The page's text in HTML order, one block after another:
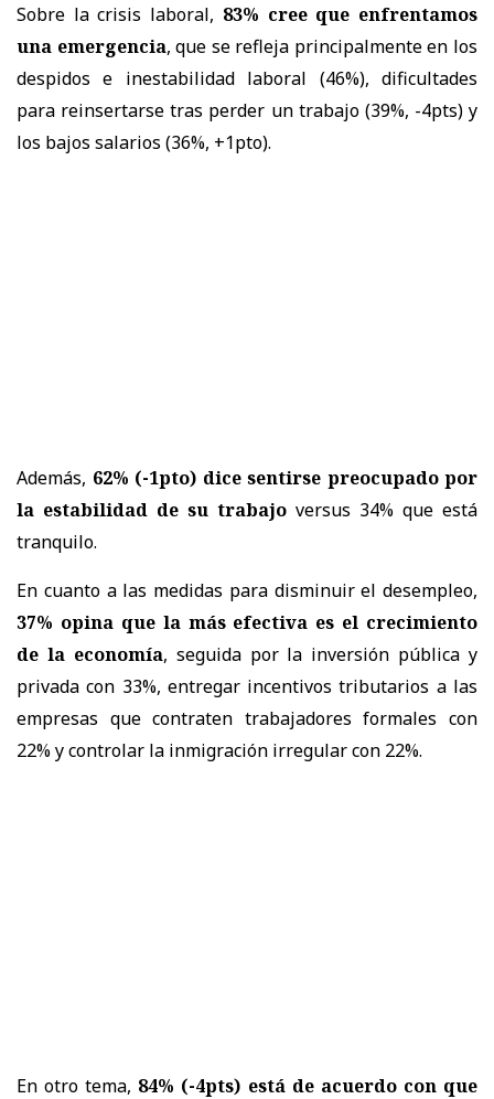
Sobre la crisis laboral, 83% cree que enfrentamos
una emergencia, que se refleja principalmente en los
despidos e inestabilidad laboral (46%), dificultades
para reinsertarse tras perder un trabajo (39%, -4pts) y
los bajos salarios (36%, +1pto).
Además, 62% (-1pto) dice sentirse preocupado por
la estabilidad de su trabajo versus 34% que está
tranquilo.
En cuanto a las medidas para disminuir el desempleo,
37% opina que la más efectiva es el crecimiento
de la economía, seguida por la inversión pública y
privada con 33%, entregar incentivos tributarios a las
empresas que contraten trabajadores formales con
22% y controlar la inmigración irregular con 22%.
En otro tema, 84% (-4pts) está de acuerdo con que